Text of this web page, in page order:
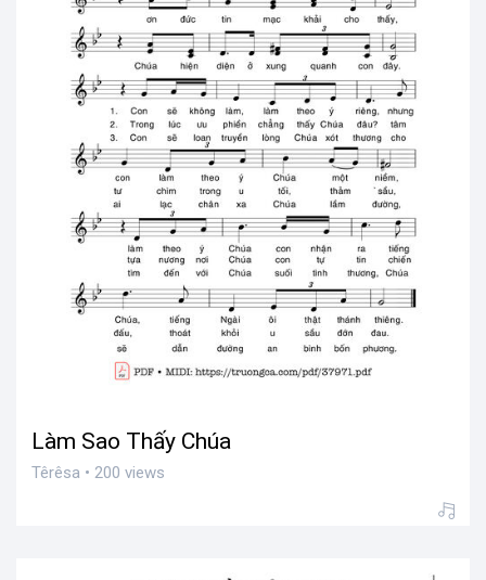
Làm Sao Thấy Chúa
Têrêsa • 200 views